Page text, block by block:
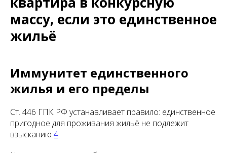
массу, если это единственное
жильё
Иммунитет единственного
жилья и его пределы
Ст. 446 ГПК РФ устанавливает правило: единственное
пригодное для проживания жильё не подлежит
взысканию 4.